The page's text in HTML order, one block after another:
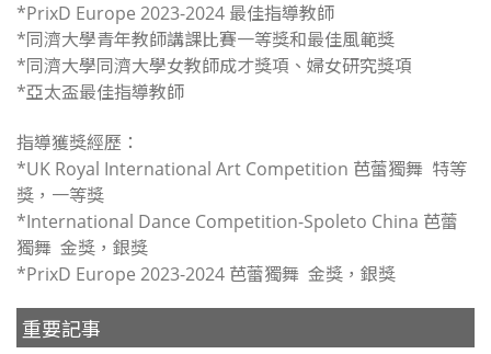
*PrixD Europe 2023-2024 最佳指導教師
*同濟大學青年教師講課比賽一等獎和最佳風範獎
*同濟大學同濟大學女教師成才獎項、婦女研究獎項
*亞太盃最佳指導教師
指導獲獎經歷：
*UK Royal International Art Competition 芭蕾獨舞 特等
獎，一等獎
*International Dance Competition-Spoleto China 芭蕾
獨舞 金獎，銀獎
*PrixD Europe 2023-2024 芭蕾獨舞 金獎，銀獎
重要記事